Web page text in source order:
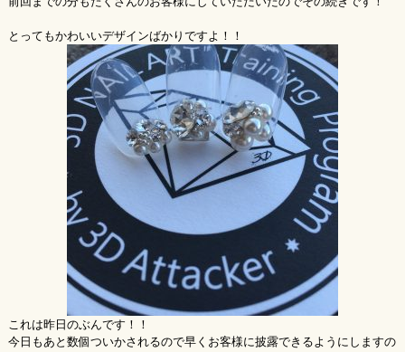
とってもかわいいデザインばかりですよ！！
これは昨日のぶんです！！
今日もあと数個ついかされるので早くお客様に披露できるようにしますの